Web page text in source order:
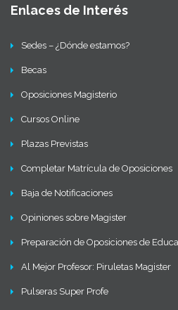
Enlaces de Interés
Sedes – ¿Dónde estamos?
Becas
Oposiciones Magisterio
Cursos Online
Plazas Previstas
Completar Matrícula de Oposiciones
Baja de Notificaciones
Opiniones sobre Magister
Preparación de Oposiciones de
Al Mejor Profesor: Piruletas Magister
Pulseras Super Profe